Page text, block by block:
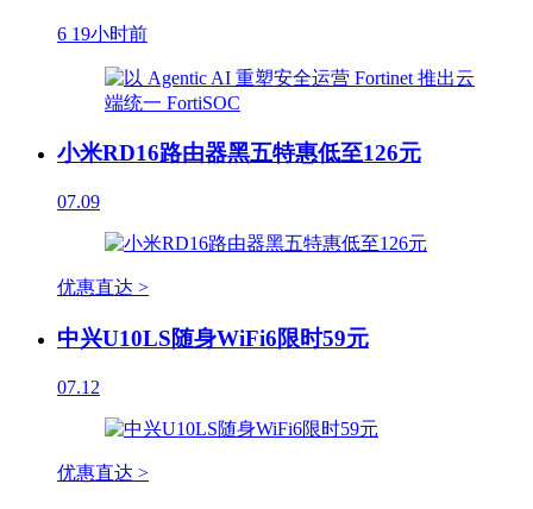
6 19小时前
小米RD16路由器黑五特惠低至126元
07.09
优惠直达 >
中兴U10LS随身WiFi6限时59元
07.12
优惠直达 >